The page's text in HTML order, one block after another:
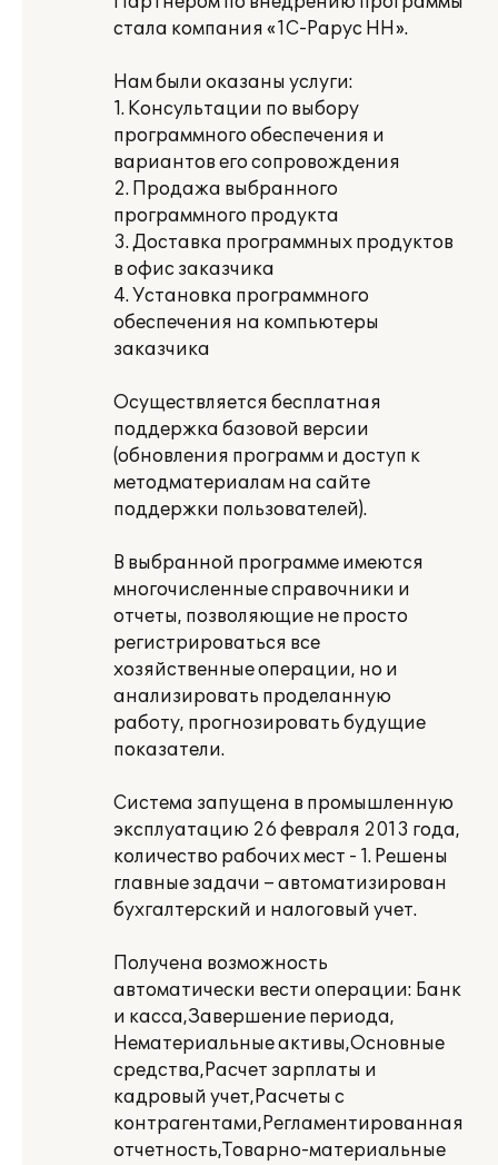
стала компания «1С-Рарус НН».
Нам были оказаны услуги:
1. Консультации по выбору
программного обеспечения и
вариантов его сопровождения
2. Продажа выбранного
программного продукта
3. Доставка программных продуктов
в офис заказчика
4. Установка программного
обеспечения на компьютеры
заказчика
Осуществляется бесплатная
поддержка базовой версии
(обновления программ и доступ к
методматериалам на сайте
поддержки пользователей).
В выбранной программе имеются
многочисленные справочники и
отчеты, позволяющие не просто
регистрироваться все
хозяйственные операции, но и
анализировать проделанную
работу, прогнозировать будущие
показатели.
Система запущена в промышленную
эксплуатацию 26 февраля 2013 года,
количество рабочих мест - 1. Решены
главные задачи – автоматизирован
бухгалтерский и налоговый учет.
Получена возможность
автоматически вести операции: Банк
и касса,Завершение периода,
Нематериальные активы,Основные
средства,Расчет зарплаты и
кадровый учет,Расчеты с
контрагентами,Регламентированная
отчетность,Товарно-материальные